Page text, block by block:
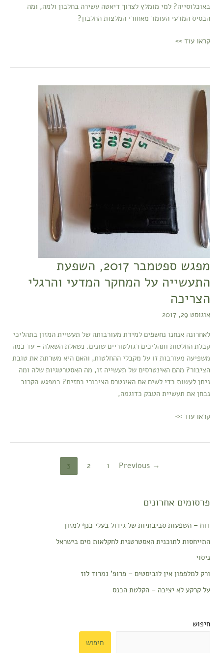
באוכלוסייה? למי מומלץ לצרוך דיאטה עשירה בחלבון ולמה, ומה
הבסיס המדעי העומד מאחורי המלצות החלבון?
קראו עוד >>
מפגש ספטמבר 2017, השפעת
התעשייה על המחקר המדעי והרגלי
הצריכה
אוגוסט 29, 2017
לאחרונה אנחנו נחשפים למידת מעורבותה של תעשיית המזון בתהליכי
קבלת החלטות ותהליכים רגולטוריים שונים. נשאלת השאלה – עד כמה
משפיעה מעורבות זו על מקבלי ההחלטות, והאם היא משרתת את טובת
הציבור? מהם האינטרסים של תעשייה זו, מה האסטרטגיות שלה ומה
ניתן לעשות כדי לשים את האינטרס הציבורי בחזית? במפגש הקרוב
נבחן את תעשיית הטבק כדוגמה,
מפגש
ספטמבר
השפעת
המחקר
המדעי
והרגלי
הצריכה
קראו עוד >>
→
1
2
3
פרסומים אחרונים
דוח – השפעות סביבתיות של גידול בעלי כנף למזון
התייחסות לתוכנית האסטרטגית לחקלאות מים בישראל
ניסוי
ורק למלפפון אין לוביסטים – פרופ' נמרוד לוז
על קרקע לא יציבה – הקלטת הכנס
חיפוש
חיפוש